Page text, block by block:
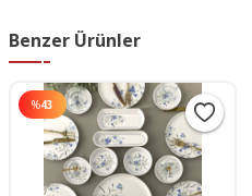
Benzer Ürünler
%43